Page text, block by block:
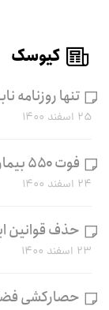
کیوسک
تنها روزنامه
۲۵ اسفند ۱۴۰۰
فوت ۵۵۰ بیمار تالاسمی در سه سال اخیر
۲۴ اسفند ۱۴۰۰
حذف قوانین
۲۳ اسفند ۱۴۰۰
حصارکشی